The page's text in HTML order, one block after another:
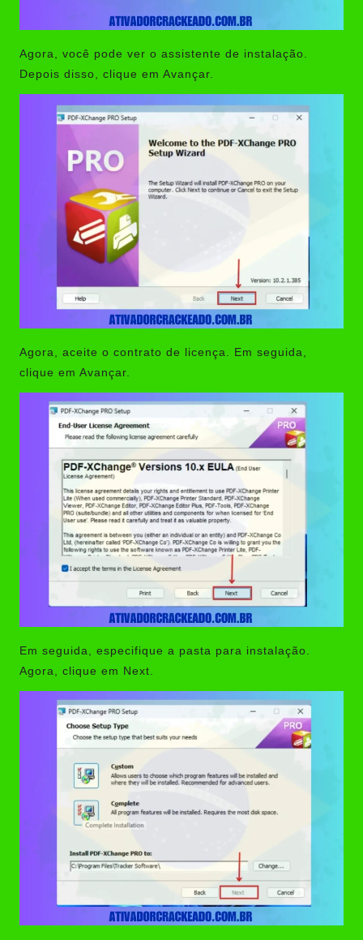
Agora, você pode ver o assistente de instalação.
Depois disso, clique em Avançar.
Agora, aceite o contrato de licença. Em seguida,
clique em Avançar.
Em seguida, especifique a pasta para instalação.
Agora, clique em Next.